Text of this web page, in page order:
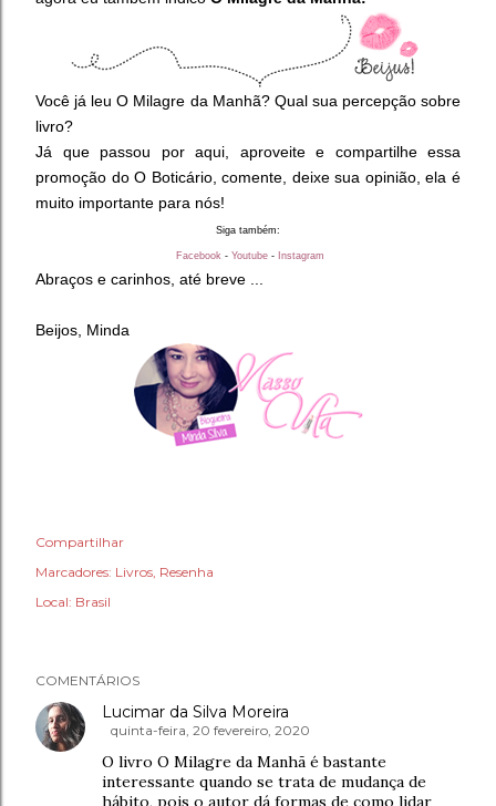
Você já leu O Milagre da Manhã? Qual sua percepção sobre
livro?
Já que passou por aqui, aproveite e compartilhe essa
promoção do O Boticário, comente, deixe sua opinião, ela é
muito importante para nós!
Siga também:
Facebook- Youtube- Instagram
Abraços e carinhos, até breve ...
Beijos, Minda
Compartilhar
Marcadores: Livros Resenha
Local: Brasil
COMENTÁRIOS
Lucimar da Silva Moreira
quinta-feira, 20 fevereiro, 2020
O livro O Milagre da Manhã é bastante
interessante quando se trata de mudança de
hábito, pois o autor dá formas de como lidar